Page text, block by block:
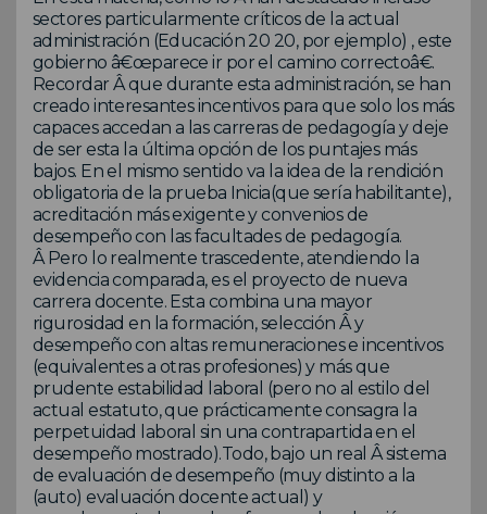
sectores particularmente críticos de la actual
administración (Educación 20 20, por ejemplo) , este
gobierno â€œparece ir por el camino correctoâ€.
Recordar Â que durante esta administración, se han
creado interesantes incentivos para que solo los más
capaces accedan a las carreras de pedagogía y deje
de ser esta la última opción de los puntajes más
bajos. En el mismo sentido va la idea de la rendición
obligatoria de la prueba Inicia(que sería habilitante),
acreditación más exigente y convenios de
desempeño con las facultades de pedagogía.
Â Pero lo realmente trascedente, atendiendo la
evidencia comparada, es el proyecto de nueva
carrera docente. Esta combina una mayor
rigurosidad en la formación, selección Â y
desempeño con altas remuneraciones e incentivos
(equivalentes a otras profesiones) y más que
prudente estabilidad laboral (pero no al estilo del
actual estatuto, que prácticamente consagra la
perpetuidad laboral sin una contrapartida en el
desempeño mostrado).Todo, bajo un real Â sistema
de evaluación de desempeño (muy distinto a la
(auto) evaluación docente actual) y